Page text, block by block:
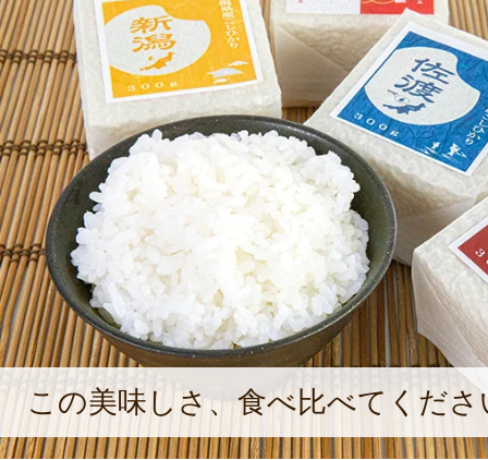
験。2020年、新潟農商の代表に就任
経る中で感じたのは、クボタグルー
た厚い信頼。「農家さんも販売先さ
れるからこそ、さらに多くのご依頼
い循環が生まれているんだと思いま
「農家さんとさらに強い協力関係を
明るい未来を作りたい」と語ってく
この美味しさ、食べ比べてくださ